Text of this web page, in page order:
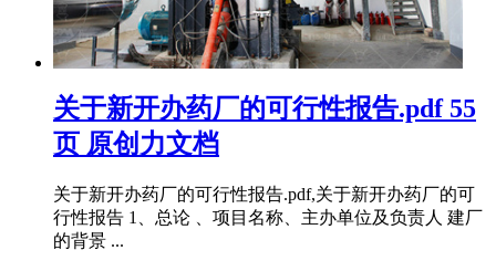
关于新开办药厂的可行性报告.pdf 55
页 原创力文档
关于新开办药厂的可行性报告.pdf,关于新开办药厂的可
行性报告 1、总论 、项目名称、主办单位及负责人 建厂
的背景 ...